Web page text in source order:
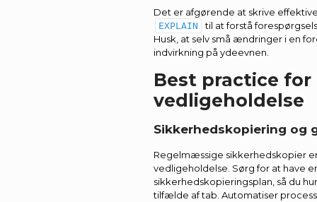
Det er afgørende at skrive
EXPLAIN
til at forstå
Husk, at selv små ændringer i en
indvirkning på ydeevnen.
Best practice for
vedligeholdelse
Sikkerhedskopiering og
Regelmæssige sikkerhedskopier
vedligeholdelse. Sørg for at have
sikkerhedskopieringsplan, så du
tilfælde af tab. Automatiser